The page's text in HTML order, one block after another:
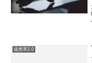
徒然草2.0